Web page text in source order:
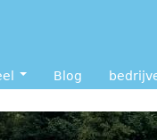
Blog